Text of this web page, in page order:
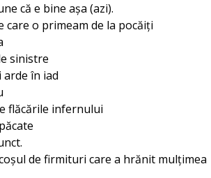
că e bine așa (azi).
care o primeam de la pocăiți
sinistre
arde în iad
flăcările infernului
de firmituri care a hrănit mulțimea